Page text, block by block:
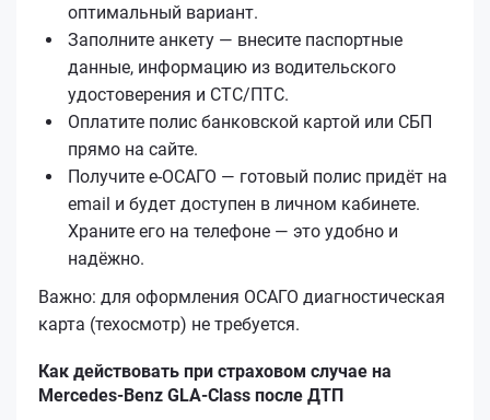
оптимальный вариант.
Заполните анкету — внесите паспортные
данные, информацию из водительского
удостоверения и СТС/ПТС.
Оплатите полис банковской картой или СБП
прямо на сайте.
Получите е‑ОСАГО — готовый полис придёт на
email и будет доступен в личном кабинете.
Храните его на телефоне — это удобно и
надёжно.
Важно: для оформления ОСАГО диагностическая
карта (техосмотр) не требуется.
Как действовать при страховом случае на
Mercedes-Benz GLA-Class после ДТП